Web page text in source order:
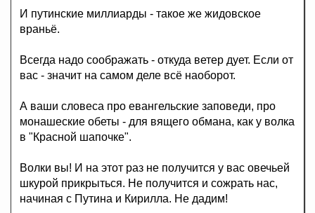
И путинские миллиарды - такое же жидовское
враньё.
Всегда надо соображать - откуда ветер дует. Если от
вас - значит на самом деле всё наоборот.
А ваши словеса про евангельские заповеди, про
монашеские обеты - для вящего обмана, как у волка
в "Красной шапочке".
Волки вы! И на этот раз не получится у вас овечьей
шкурой прикрыться. Не получится и сожрать нас,
начиная с Путина и Кирилла. Не дадим!